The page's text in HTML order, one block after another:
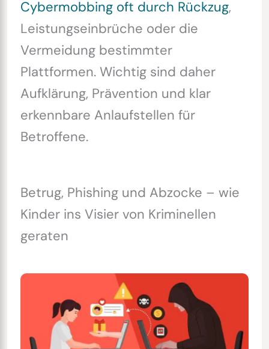
Cybermobbing oft durch Rückzug,
Leistungseinbrüche oder die
Vermeidung bestimmter
Plattformen. Wichtig sind daher
Aufklärung, Prävention und klar
erkennbare Anlaufstellen für
Betroffene.
Betrug, Phishing und Abzocke – wie
Kinder ins Visier von Kriminellen
geraten